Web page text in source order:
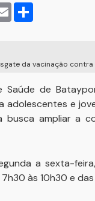
Email
da vacinação contra
Saúde de
adolescentes e
busca ampliar a
a sexta-
às 10h30 e das